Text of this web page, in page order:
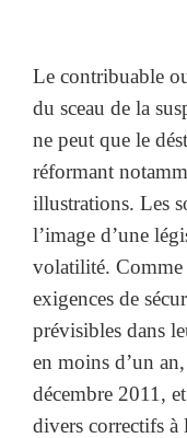
Le contribuable
du sceau de la
ne peut que le
réformant
illustrations. Les
l’image d’une
volatilité. Comme
exigences de
prévisibles dans
en moins d’un
décembre 2011,
divers correctifs à